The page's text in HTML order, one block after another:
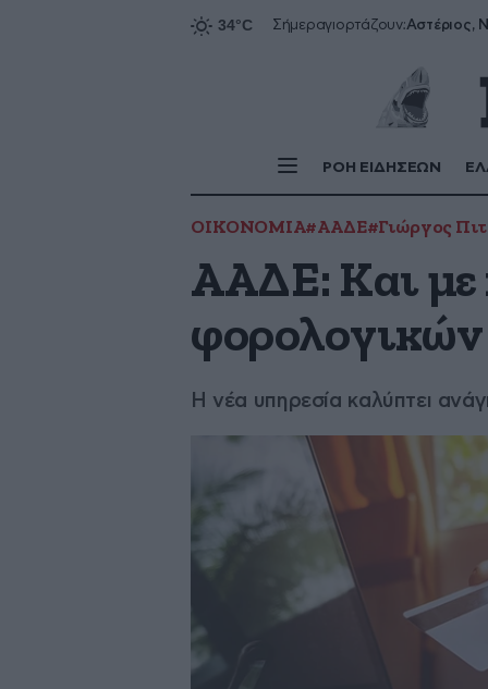
Σήμεραγιορτάζουν:Αστέριος,
ΡΟΗ ΕΙΔΗΣΕΩΝ
ΟΙΚΟΝΟΜΙΑ#ΑΑΔΕ#Γιώργος
ΑΑΔΕ: Και με
Η νέα υπηρεσία καλύπτει